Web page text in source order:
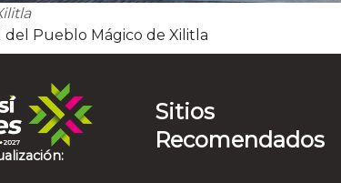
del Pueblo Mágico de Xilitla
Sitios
Recomendados